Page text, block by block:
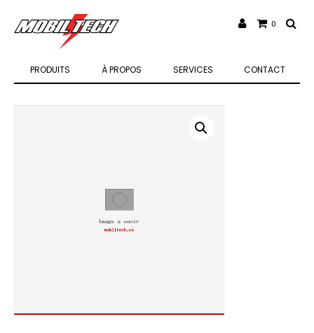
PRODUITS À PROPOS SERVICES CONTACT
0